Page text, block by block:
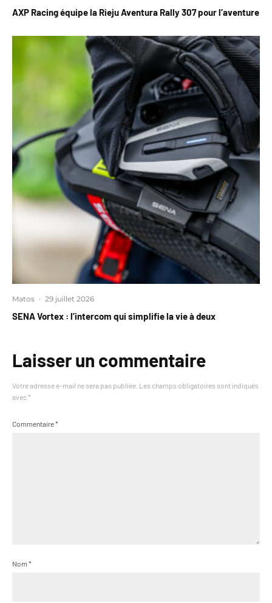
AXP Racing équipe la Rieju Aventura Rally 307 pour l’aventure
Matos · 29 juillet 2026
SENA Vortex : l’intercom qui simplifie la vie à deux
Laisser un commentaire
Votre adresse e-mail ne sera pas publiée. Les champs obligatoires sont indiqués
avec *
Commentaire*
Nom *